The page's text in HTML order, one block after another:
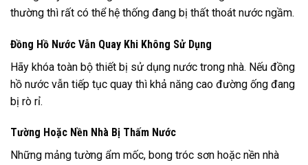
thường thì rất có thể hệ thống đang bị thất thoát nước ngầm.
Đồng Hồ Nước Vẫn Quay Khi Không Sử Dụng
Hãy khóa toàn bộ thiết bị sử dụng nước trong nhà. Nếu đồng
hồ nước vẫn tiếp tục quay thì khả năng cao đường ống đang
bị rò rỉ.
Tường Hoặc Nền Nhà Bị Thấm Nước
Những mảng tường ẩm mốc, bong tróc sơn hoặc nền nhà